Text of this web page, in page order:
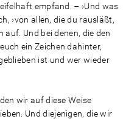
empfand. – ›Und was
›von allen, die du rausläßt,
Und bei denen, die den
ein Zeichen dahinter,
ist und wer wieder
wir auf diese Weise
Und diejenigen, die wir